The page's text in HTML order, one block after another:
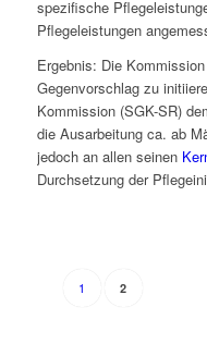
spezifische
Pflegeleistungen
Ergebnis: Die
Gegenvorschlag zu
Kommission (SGK-SR)
die Ausarbeitung ca. ab
jedoch an allen seinen
Durchsetzung der
1 2